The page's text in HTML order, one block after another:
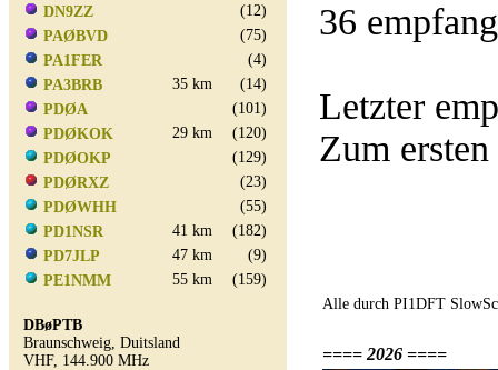
DN9ZZ
(12)
PAØBVD
(75)
PA1FER
(4)
PA3BRB
35 km
(14)
PDØA
(101)
PDØKOK
29 km
(120)
PDØOKP
(129)
PDØRXZ
(23)
PDØWHH
(55)
PD1NSR
41 km
(182)
PD7JLP
47 km
(9)
PE1NMM
55 km (159)
DBøPTB
Braunschweig, Duitsland
VHF, 144.900 MHz
36
Letzter
Zum
Alle durch PI1DFT
==== 2026 ====